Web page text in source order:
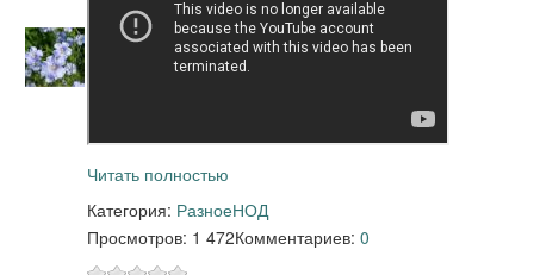
Читать полностью
Категория: РазноеНОД
Просмотров: 1 472Комментариев: 0